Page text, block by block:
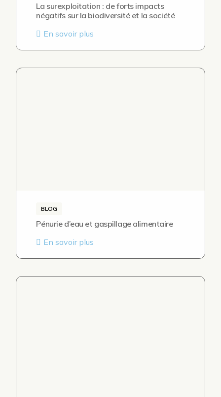
La surexploitation : de forts impacts
négatifs sur la biodiversité et la société
En savoir plus
BLOG
Pénurie d’eau et gaspillage alimentaire
En savoir plus